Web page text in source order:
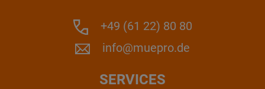
+49 (61 22) 80 80
info@muepro.de
SERVICES